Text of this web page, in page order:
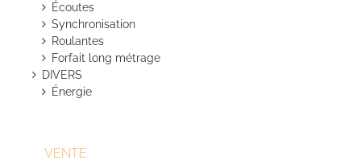
Écoutes
Synchronisation
Roulantes
Forfait long métrage
DIVERS
Énergie
VENTE